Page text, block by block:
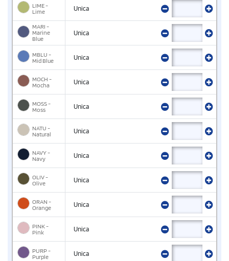
LIME -
Lime
Unica
MARI -
Marine
Blue
Unica
MBLU -
Mid Blue
Unica
MOCH -
Mocha
Unica
MOSS -
Moss
Unica
NATU -
Natural
Unica
NAVY -
Navy
Unica
OLIV -
Olive
Unica
ORAN -
Orange
Unica
PINK -
Pink
Unica
PURP -
Purple
Unica